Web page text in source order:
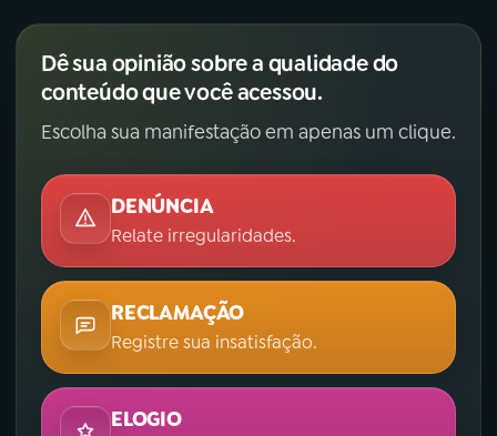
Dê sua opinião sobre a qualidade do
conteúdo que você acessou.
Escolha sua manifestação em apenas um clique.
DENÚNCIA
Relate irregularidades.
RECLAMAÇÃO
Registre sua insatisfação.
ELOGIO